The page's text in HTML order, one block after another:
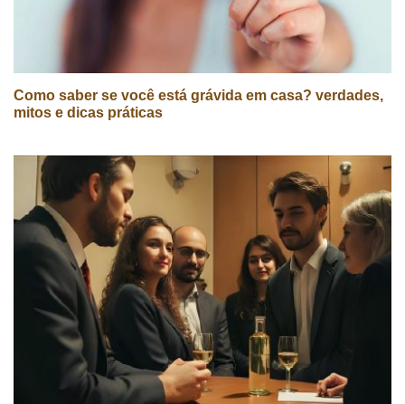
Como saber se você está grávida em casa? verdades,
mitos e dicas práticas